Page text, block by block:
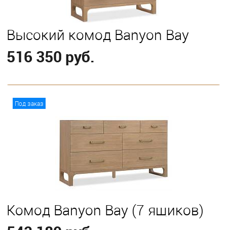
Высокий комод Banyon Bay
516 350 руб.
Под заказ
Комод Banyon Bay (7 ящиков)